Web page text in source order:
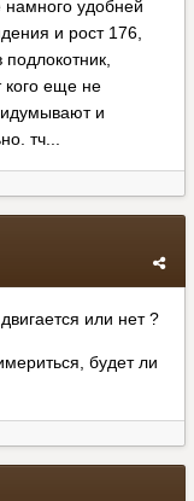
удобней
и рост 176,
кого еще не
и
тч...
или нет ?
будет ли